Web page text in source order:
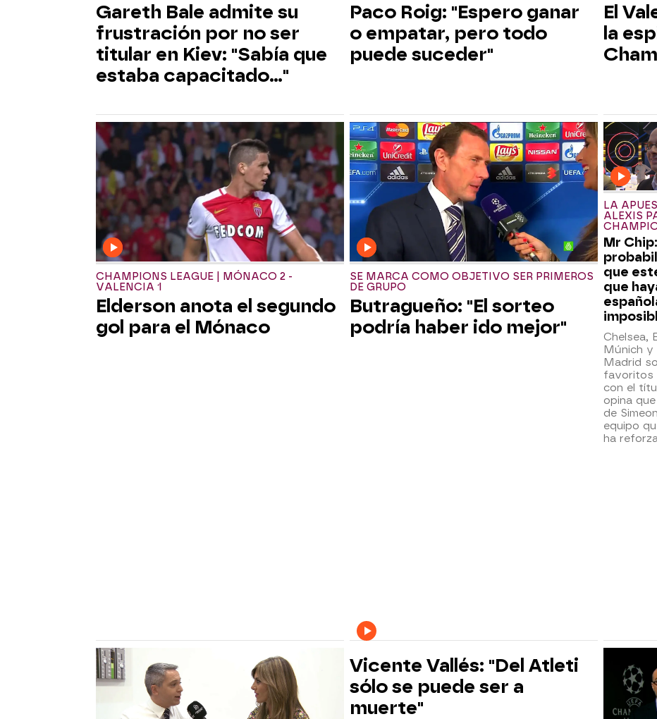
Gareth Bale admite su
frustración por no ser
titular en Kiev: "Sabía que
estaba capacitado..."
Paco Roig: "Espero ganar
o empatar, pero todo
puede suceder"
El
la
CHAMPIONS LEAGUE | MÓNACO 2 -
VALENCIA 1
Elderson anota el segundo
gol para el Mónaco
SE MARCA COMO OBJETIVO SER PRIMEROS
DE GRUPO
Butragueño: "El sorteo
podría haber ido mejor"
LA
ALEXIS
Mr
que
que
Chelsea,
Múnich
Madrid
favoritos
con el
opina
de
equipo
ha
Vicente Vallés: "Del Atleti
sólo se puede ser a
muerte"